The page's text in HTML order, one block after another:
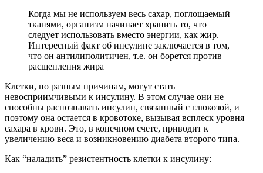
Когда мы не используем весь сахар, поглощаемый
тканями, организм начинает хранить то, что
следует использовать вместо энергии, как жир.
Интересный факт об инсулине заключается в том,
что он антилиполитичен, т.е. он борется против
расщепления жира
Клетки, по разным причинам, могут стать
невосприимчивыми к инсулину. В этом случае они не
способны распознавать инсулин, связанный с глюкозой, и
поэтому она остается в кровотоке, вызывая всплеск уровня
сахара в крови. Это, в конечном счете, приводит к
увеличению веса и возникновению диабета второго типа.
Как “наладить” резистентность клетки к инсулину: